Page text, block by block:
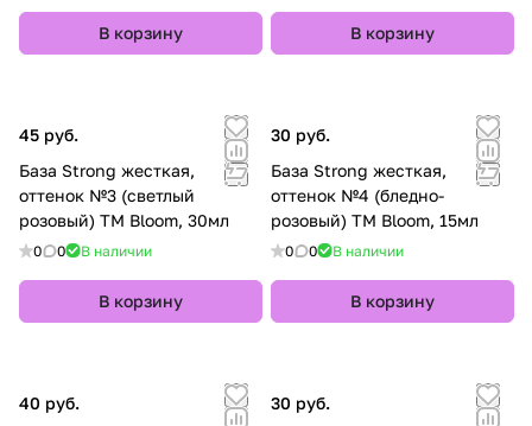
В корзину В корзину
45 руб.
База Strong жесткая,
оттенок №3 (светлый
розовый) TM Bloom, 30мл
0 0 В наличии
В корзину
30 руб.
База Strong жесткая,
оттенок №4 (бледно-
розовый) TM Bloom, 15мл
0 0 В наличии
В корзину
40 руб.
30 руб.